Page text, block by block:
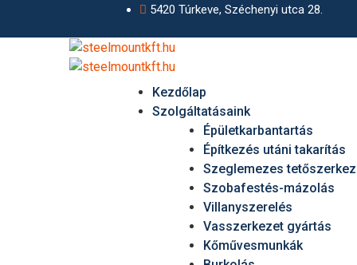
5420 Túrkeve, Széchenyi utca 28.
Kezdőlap
Szolgáltatásaink
Épületkarbantartás
Építkezés utáni takarítás
Szeglemezes
Szobafestés-mázolás
Villanyszerelés
Vasszerkezet gyártás
Kőművesmunkák